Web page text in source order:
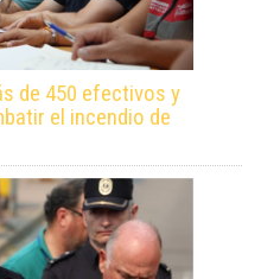
de 450 efectivos y
el incendio de